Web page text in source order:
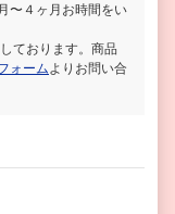
〜４ヶ月お時間をい
ております。商品
ォーム よりお問い合